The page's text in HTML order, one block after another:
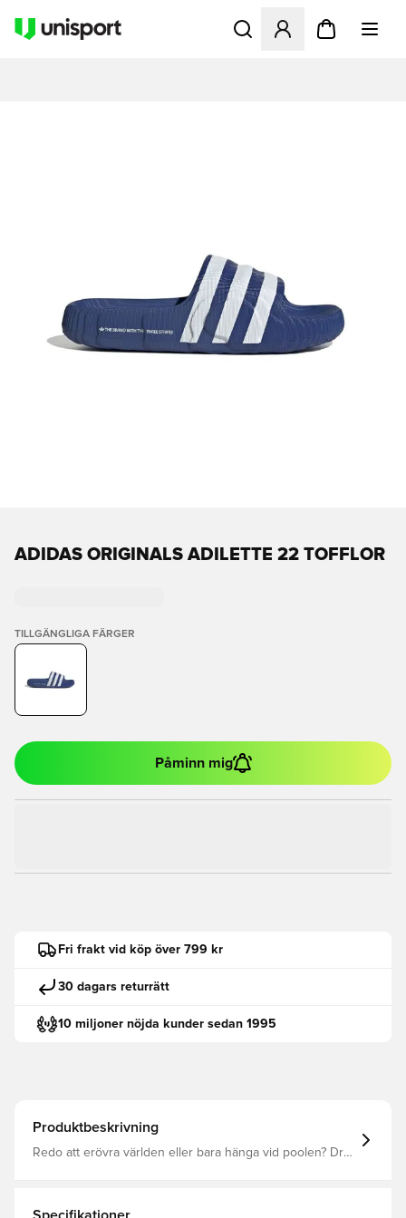
Öppnar en Modal för att
ADIDAS ORIGINALS ADILETTE 22 TOFFLOR
TILLGÄNGLIGA FÄRGER
Påminn mig
Fri frakt vid köp över 799 kr
30 dagars returrätt
10 miljoner nöjda kunder sedan 1995
Produktbeskrivning
Redo att erövra världen eller bara hänga vid poolen? Dra
designen är inspirerad av topografi och rymdresor.